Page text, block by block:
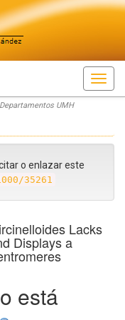
Departamentos UMH
o enlazar este
35261
Lacks
Displays a
está